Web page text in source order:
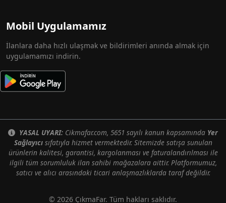
Mobil Uygulamamız
İlanlara daha hızlı ulaşmak ve bildirimleri anında almak için
uygulamamızı indirin.
YASAL UYARI: Cikmafar.com, 5651 sayılı kanun kapsamında Yer
Sağlayıcısıfatıyla hizmet vermektedir. Sitemizde satışa sunulan
ürünlerin kalitesi, garantisi, kargolanması ve faturalandırılması ile
ilgili tüm sorumluluk ilan sahibi mağazalara aittir. Platformumuz,
satıcı ve alıcı arasındaki ticari anlaşmazlıklarda taraf değildir.
© 2026 ÇıkmaFar. Tüm hakları saklıdır.